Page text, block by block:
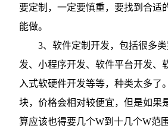
要定制，一定要慎重，要找到合适
能做。
3、软件定制开发，包括很多
发、小程序开发、软件平台开发、
入式软硬件开发等等，种类太多了
块，价格会相对较便宜，但是如果
算应该也得要几个W到十几个W范围